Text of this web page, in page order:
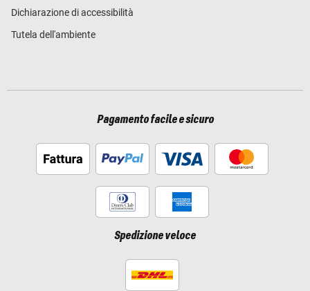
Dichiarazione di accessibilità
Tutela dell'ambiente
Pagamento facile e sicuro
Spedizione veloce